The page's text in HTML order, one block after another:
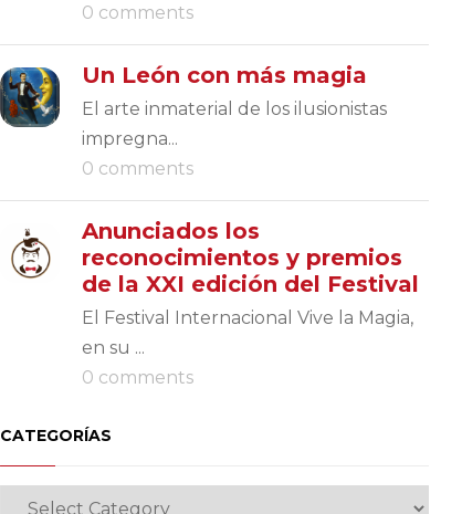
0 comments
Un León con más magia
El arte inmaterial de los ilusionistas
impregna...
0 comments
Anunciados los
reconocimientos y premios
de la XXI edición del Festival
El Festival Internacional Vive la Magia,
en su ...
0 comments
CATEGORÍAS